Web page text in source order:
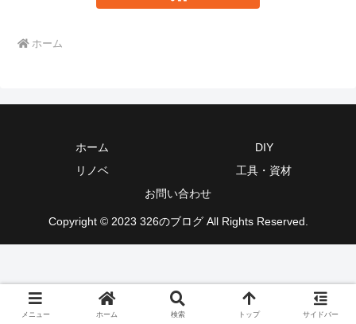
ホーム
ホーム
DIY
リノベ
工具・資材
お問い合わせ
Copyright © 2023 326のブログ All Rights Reserved.
メニュー ホーム 検索 トップ サイドバー